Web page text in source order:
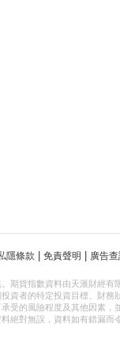
隱條款 免責聲明 廣告
期貨指數資料由天滙財經有
資者的特定投資目標、財
受的風險程度及其他因素
絕對無誤，資料如有錯漏而